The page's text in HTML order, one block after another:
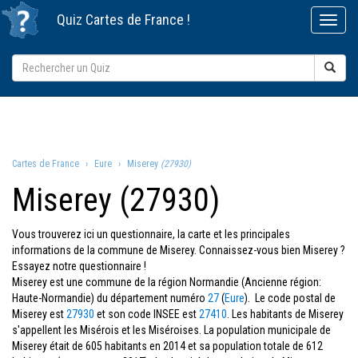
Quiz Cartes de France !
Cartes de France Eure Miserey (27930)
Miserey (27930)
Vous trouverez ici un questionnaire, la carte et les principales
informations de la commune de Miserey. Connaissez-vous bien Miserey ?
Essayez notre questionnaire !
Miserey est une commune de la région Normandie (Ancienne région:
Haute-Normandie) du département numéro 27(Eure). Le code postal de
Miserey est27930 et son code INSEE est27410 . Les habitants de Miserey
s'appellent les Misérois et les Miséroises. La population municipale de
Miserey était de 605 habitants en 2014 et sa population totale de 612